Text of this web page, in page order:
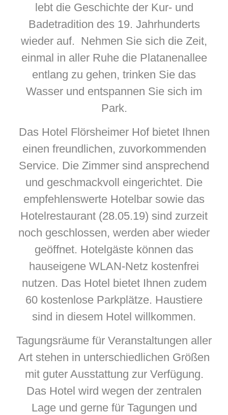
lebt die Geschichte der Kur- und
Badetradition des 19. Jahrhunderts
wieder auf. Nehmen Sie sich die Zeit,
einmal in aller Ruhe die Platanenallee
entlang zu gehen, trinken Sie das
Wasser und entspannen Sie sich im
Park.
Das Hotel Flörsheimer Hof bietet Ihnen
einen freundlichen, zuvorkommenden
Service. Die Zimmer sind ansprechend
und geschmackvoll eingerichtet. Die
empfehlenswerte Hotelbar sowie das
Hotelrestaurant (28.05.19) sind zurzeit
noch geschlossen, werden aber wieder
geöffnet. Hotelgäste können das
hauseigene WLAN-Netz kostenfrei
nutzen. Das Hotel bietet Ihnen zudem
60 kostenlose Parkplätze. Haustiere
sind in diesem Hotel willkommen.
Tagungsräume für Veranstaltungen aller
Art stehen in unterschiedlichen Größen
mit guter Ausstattung zur Verfügung.
Das Hotel wird wegen der zentralen
Lage und gerne für Tagungen und